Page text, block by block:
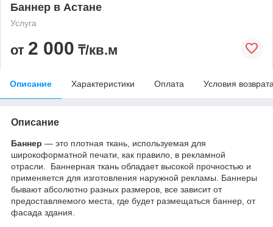
Баннер в Астане
Услуга
от 2 000 ₸/кв.м
Описание Характеристики Оплата Условия
Описание
Баннер — это плотная ткань, используемая для
широкоформатной печати, как правило, в рекламной
отрасли. Баннерная ткань обладает высокой прочностью и
применяется для изготовления наружной рекламы. Баннеры
бывают абсолютно разных размеров, все зависит от
предоставляемого места, где будет размещаться баннер, от
фасада здания.